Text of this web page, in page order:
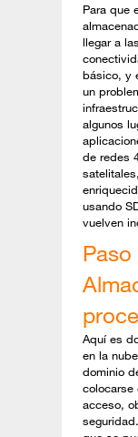
Para que
llegar a
básico, y
un
algunos
de redes
usando
vuelven
Paso
Aquí es
en la
dominio
colocarse
acceso,